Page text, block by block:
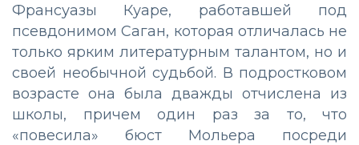
Франсуазы Куаре, работавшей под
псевдонимом Саган, которая отличалась не
только ярким литературным талантом, но и
своей необычной судьбой. В подростковом
возрасте она была дважды отчислена из
школы, причем один раз за то, что
«повесила» бюст Мольера посреди